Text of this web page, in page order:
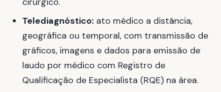
Telediagnóstico: ato médico a distância,
geográfica ou temporal, com transmissão de
gráficos, imagens e dados para emissão de
laudo por médico com Registro de
Qualificação de Especialista (RQE) na área.